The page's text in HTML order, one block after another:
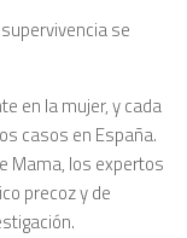
se
en la mujer, y cada
casos en España.
Mama, los expertos
precoz y de